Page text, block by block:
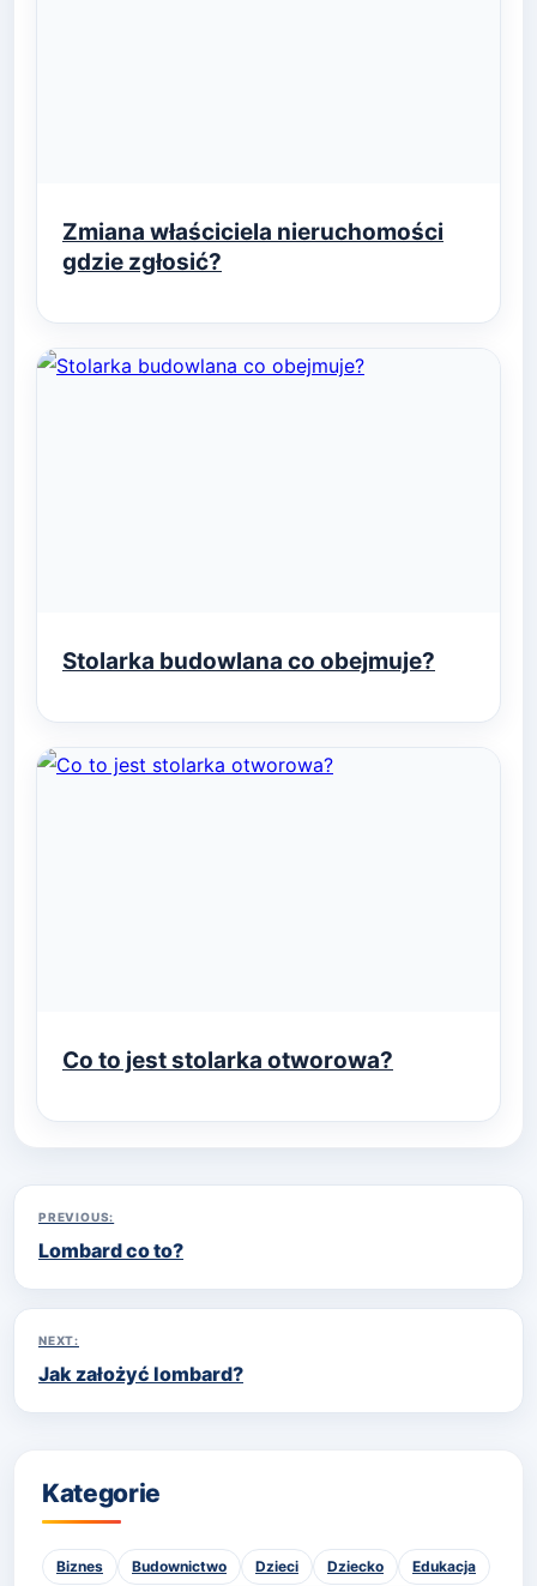
Zmiana właściciela nieruchomości
gdzie zgłosić?
Stolarka budowlana co obejmuje?
Co to jest stolarka otworowa?
Nawigacja
wpisu
PREVIOUS:
Lombard co to?
NEXT:
Jak założyć lombard?
Kategorie
Biznes Budownictwo Dzieci Dziecko Edukacja